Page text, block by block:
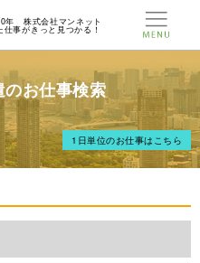
年 株式会社マンネット
事がきっと見つかる！
お仕事検索
1日単位のお仕事はこちら